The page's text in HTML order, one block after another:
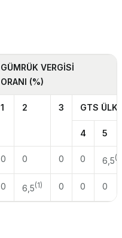
GÜMRÜK VERGİSİ
ORANI (%)
1 2 3 GTS
4 5
0 0 0 0 6,5(1)
0 6,5(1) 0 0 0